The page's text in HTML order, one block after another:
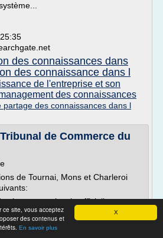
X
ce site, vous acceptez
des contenus et
En savoir plus
des connaissances dans
des connaissance dans l
de l'entreprise et son
des connaissances
partage des connaissances dans l
de Commerce du
de Tournai, Mons et Charleroi
jugements (copie officielle
à son exécution) ou une copie